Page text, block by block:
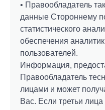
• Правообладатель
данные Стороннему
статистического
обеспечения
пользователей.
Информация,
Правообладатель
лицами и может
Вас. Если третьи